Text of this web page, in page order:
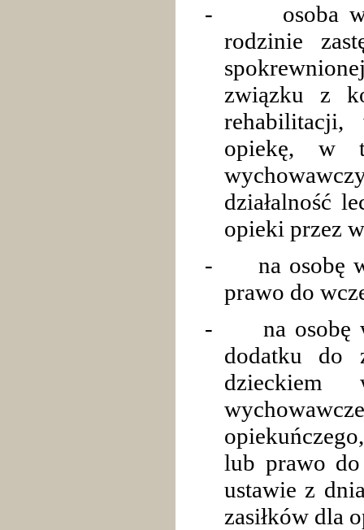
-
osoba
rodzinie
związku z
rehabilitacji,
opiekę, w
działalność
opieki przez
-
na osobę
prawo do
-
na osobę
dodatku do
lub prawo
ustawie z
zasiłków dla